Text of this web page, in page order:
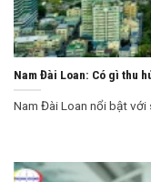
Nam Đài Loan: Có gì thu
Nam Đài Loan nổi bật với